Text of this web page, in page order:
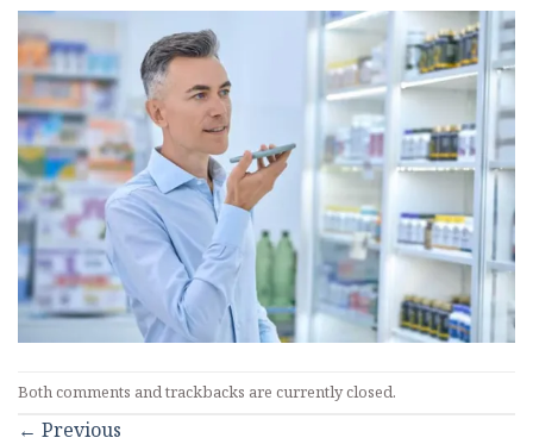
Both comments and trackbacks are currently closed.
← Previous